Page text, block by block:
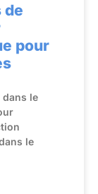
de
pour
dans le
le